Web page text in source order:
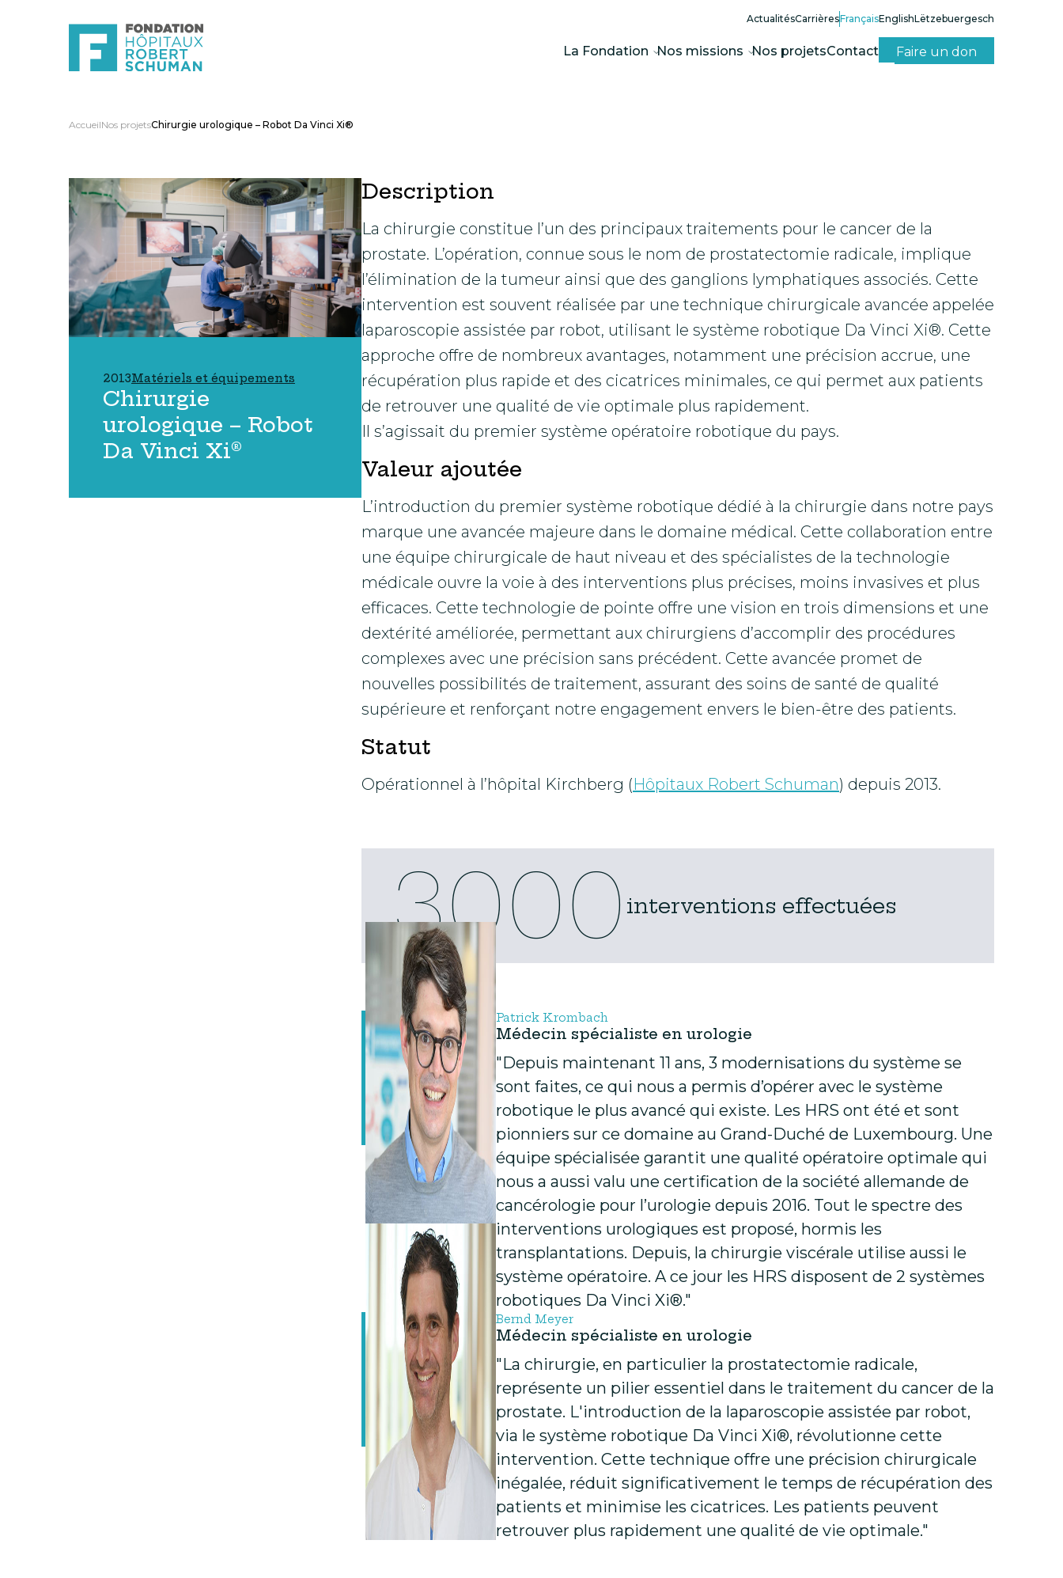
ActualitésCarrièresFrançaisEnglishLëtzebuergesch
La Fondation Nos missions Nos projetsContact Faire un don
AccueilNos projetsChirurgie urologique – Robot Da Vinci Xi®
2013Matériels et équipements
Chirurgie
urologique – Robot
Da Vinci Xi®
Description
La chirurgie constitue l’un des principaux traitements pour le cancer de la
prostate. L’opération, connue sous le nom de prostatectomie radicale, implique
l’élimination de la tumeur ainsi que des ganglions lymphatiques associés. Cette
intervention est souvent réalisée par une technique chirurgicale avancée appelée
laparoscopie assistée par robot, utilisant le système robotique Da Vinci Xi®. Cette
approche offre de nombreux avantages, notamment une précision accrue, une
récupération plus rapide et des cicatrices minimales, ce qui permet aux patients
de retrouver une qualité de vie optimale plus rapidement.
Il s’agissait du premier système opératoire robotique du pays.
Valeur ajoutée
L’introduction du premier système robotique dédié à la chirurgie dans notre pays
marque une avancée majeure dans le domaine médical. Cette collaboration entre
une équipe chirurgicale de haut niveau et des spécialistes de la technologie
médicale ouvre la voie à des interventions plus précises, moins invasives et plus
efficaces. Cette technologie de pointe offre une vision en trois dimensions et une
dextérité améliorée, permettant aux chirurgiens d’accomplir des procédures
complexes avec une précision sans précédent. Cette avancée promet de
nouvelles possibilités de traitement, assurant des soins de santé de qualité
supérieure et renforçant notre engagement envers le bien-être des patients.
Statut
Opérationnel à l’hôpital Kirchberg (Hôpitaux Robert Schuman) depuis 2013.
3000 interventions effectuées
Patrick Krombach
Médecin spécialiste en urologie
"Depuis maintenant 11 ans, 3 modernisations du système se
sont faites, ce qui nous a permis d’opérer avec le système
robotique le plus avancé qui existe. Les HRS ont été et sont
pionniers sur ce domaine au Grand-Duché de Luxembourg. Une
équipe spécialisée garantit une qualité opératoire optimale qui
nous a aussi valu une certification de la société allemande de
cancérologie pour l’urologie depuis 2016. Tout le spectre des
interventions urologiques est proposé, hormis les
transplantations. Depuis, la chirurgie viscérale utilise aussi le
système opératoire. A ce jour les HRS disposent de 2 systèmes
robotiques Da Vinci Xi®."
Bernd Meyer
Médecin spécialiste en urologie
"La chirurgie, en particulier la prostatectomie radicale,
représente un pilier essentiel dans le traitement du cancer de la
prostate. L'introduction de la laparoscopie assistée par robot,
via le système robotique Da Vinci Xi®, révolutionne cette
intervention. Cette technique offre une précision chirurgicale
inégalée, réduit significativement le temps de récupération des
patients et minimise les cicatrices. Les patients peuvent
retrouver plus rapidement une qualité de vie optimale."